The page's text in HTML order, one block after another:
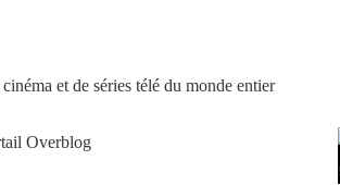
et de séries télé du monde entier
Overblog